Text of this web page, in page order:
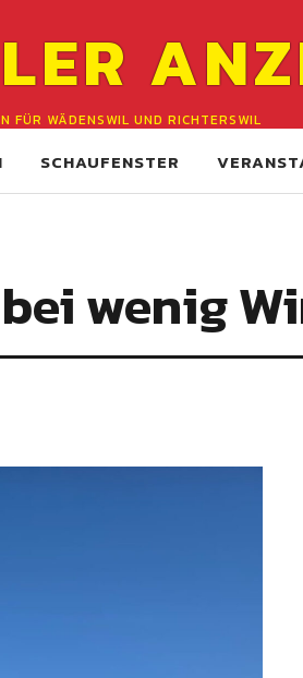
FÜR WÄDENSWIL UND RICHTERSWIL
SCHAUFENSTER
wenig